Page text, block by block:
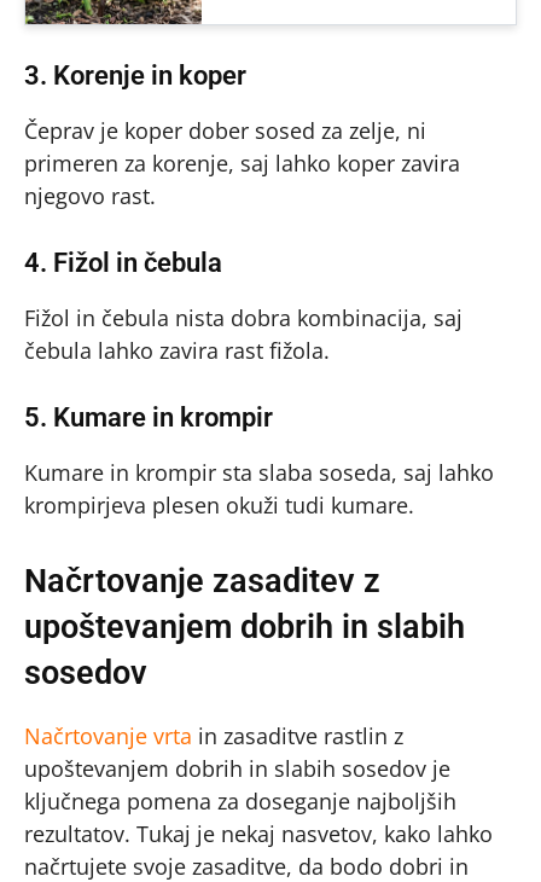
3. Korenje in koper
Čeprav je koper dober sosed za zelje, ni
primeren za korenje, saj lahko koper zavira
njegovo rast.
4. Fižol in čebula
Fižol in čebula nista dobra kombinacija, saj
čebula lahko zavira rast fižola.
5. Kumare in krompir
Kumare in krompir sta slaba soseda, saj lahko
krompirjeva plesen okuži tudi kumare.
Načrtovanje zasaditev z
upoštevanjem dobrih in slabih
sosedov
Načrtovanje vrta in zasaditve rastlin z
upoštevanjem dobrih in slabih sosedov je
ključnega pomena za doseganje najboljših
rezultatov. Tukaj je nekaj nasvetov, kako lahko
načrtujete svoje zasaditve, da bodo dobri in